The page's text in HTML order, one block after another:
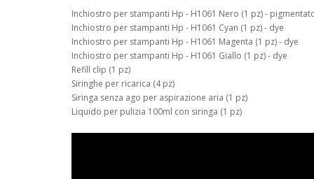
Inchiostro per stampanti Hp - H1061 Nero (1 pz) -
Inchiostro per stampanti Hp - H1061 Cyan (1 pz) - dye
Inchiostro per stampanti Hp - H1061 Magenta (1 pz) - dye
Inchiostro per stampanti Hp - H1061 Giallo (1 pz) - dye
Refill clip (1 pz)
Siringhe per ricarica (4 pz)
Siringa senza ago per aspirazione aria (1 pz)
Liquido per pulizia 100ml con siringa (1 pz)